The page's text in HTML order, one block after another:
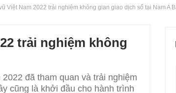
Việt Nam 2022 trải nghiệm không gian giao dịch số tại Nam A
trải nghiệm không
đã tham quan và trải nghiệm
cũng là khởi đầu cho hành trình